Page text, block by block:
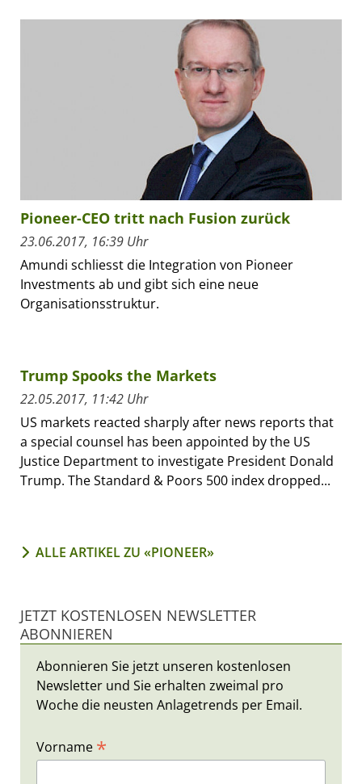
Pioneer-CEO tritt nach Fusion zurück
23.06.2017, 16:39 Uhr
Amundi schliesst die Integration von Pioneer
Investments ab und gibt sich eine neue
Organisationsstruktur.
Trump Spooks the Markets
22.05.2017, 11:42 Uhr
US markets reacted sharply after news reports that
a special counsel has been appointed by the US
Justice Department to investigate President Donald
Trump. The Standard & Poors 500 index dropped...
ALLE ARTIKEL ZU «PIONEER»
JETZT KOSTENLOSEN NEWSLETTER
ABONNIEREN
Abonnieren Sie jetzt unseren kostenlosen
Newsletter und Sie erhalten zweimal pro
Woche die neusten Anlagetrends per Email.
Vorname *